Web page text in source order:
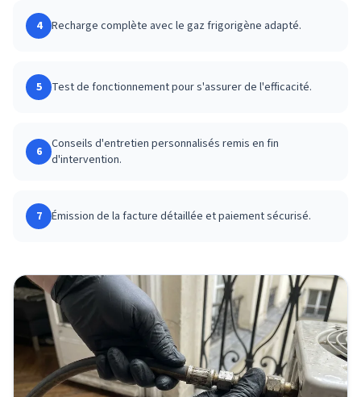
4 Recharge complète avec le gaz frigorigène adapté.
5 Test de fonctionnement pour s'assurer de l'efficacité.
6
Conseils d'entretien personnalisés remis en fin
d'intervention.
7 Émission de la facture détaillée et paiement sécurisé.